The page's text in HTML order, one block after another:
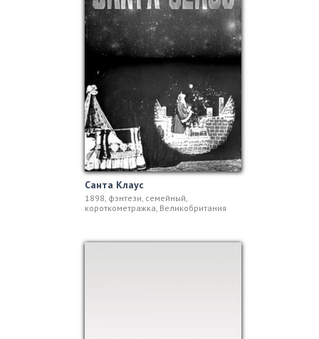
Санта Клаус
1898, фэнтези, семейный,
короткометражка, Великобритания